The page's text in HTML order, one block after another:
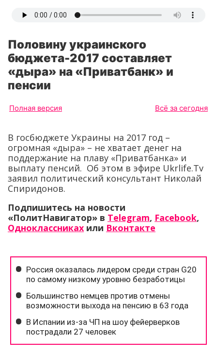
Половину украинского
бюджета-2017 составляет
«дыра» на «Приватбанк» и
пенсии
Полная версия Всё за сегодня
В госбюджете Украины на 2017 год –
огромная «дыра» – не хватает денег на
поддержание на плаву «Приватбанка» и
выплату пенсий. Об этом в эфире Ukrlife.Tv
заявил политический консультант Николай
Спиридонов.
Подпишитесь на новости
«ПолитНавигатор» в Telegram, Facebook,
Одноклассниках или Вконтакте